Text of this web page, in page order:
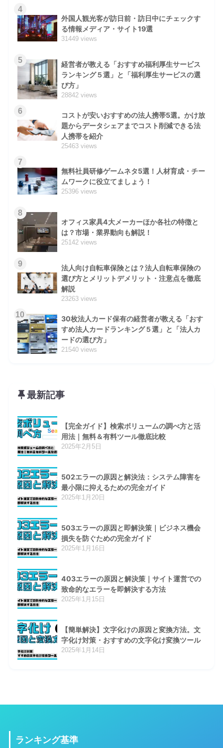
4
外国人観光客が訪日前・訪日中にチェックす
る情報メディア・サイト19選
31449 views
5
経営者が教える「おすすめ福利厚生サービス
ランキング５選」と「福利厚生サービスの選
び方」
28842 views
6
コストが安いおすすめの法人携帯5選。かけ放
題からデータシェアまでコスト削減できる法
人携帯を紹介
25463 views
7
無料社員研修ゲームネタ5選！人材育成・チー
ムワークに役立てましょう！
25396 views
8
オフィス家具4大メーカーほか各社の特徴と
は？市場・業界動向も解説！
25142 views
9
法人向け自転車保険とは？法人自転車保険の
選び方とメリットデメリット・注意点を徹底
解説
23263 views
10
30枚法人カード保有の経営者が教える「おす
すめ法人カードランキング５選」と「法人カ
ードの選び方」
21540 views
最新記事
【完全ガイド】検索ボリュームの調べ方と活
用法｜無料＆有料ツール徹底比較
2025年2月5日
502エラーの原因と解決法：システム障害を
最小限に抑えるための完全ガイド
2025年1月20日
503エラーの原因と即解決策｜ビジネス機会
損失を防ぐための完全ガイド
2025年1月16日
403エラーの原因と解決策｜サイト運営での
致命的なエラーを即解決する方法
2025年1月15日
【簡単解決】文字化けの原因と変換方法。文
字化け対策・おすすめの文字化け変換ツール
2025年1月14日
ランキング基準